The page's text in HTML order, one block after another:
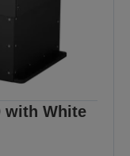
with White